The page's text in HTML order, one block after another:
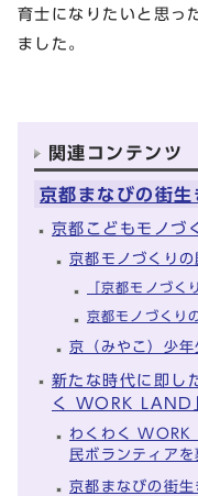
育士になりたいと思っ
ました。
関連コンテンツ
京都まなびの街生
京都こどもモノづ
京都モノづくり
「京都モノづく
京都モノづくり
京（みやこ）少
新たな時代に即し
く WORK LAND
わくわく
民ボランティアを
京都まなびの街